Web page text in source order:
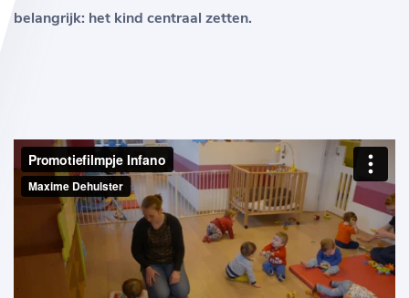
belangrijk: het kind centraal zetten.